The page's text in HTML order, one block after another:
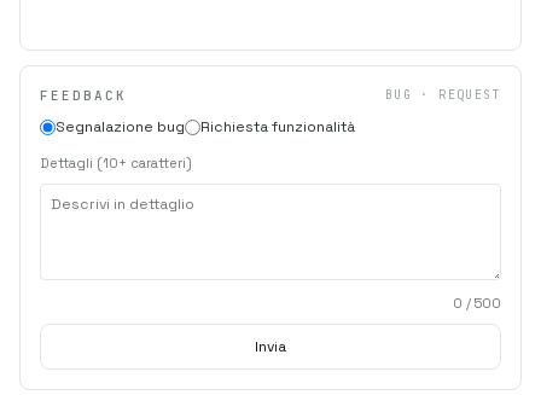
FEEDBACK BUG · REQUEST
Segnalazione bug Richiesta funzionalità
Dettagli (10+ caratteri)
0 / 500
Invia